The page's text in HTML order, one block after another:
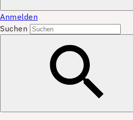
Anmelden
Suchen